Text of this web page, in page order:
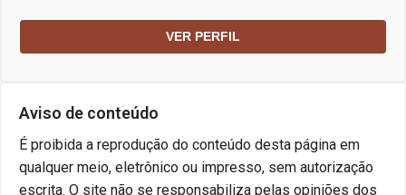
VER PERFIL
Aviso de conteúdo
É proibida a reprodução do conteúdo desta página em
qualquer meio, eletrônico ou impresso, sem autorização
escrita. O site não se responsabiliza pelas opiniões dos